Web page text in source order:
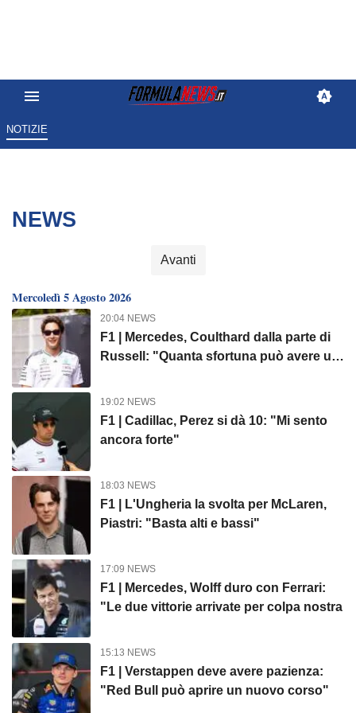
NOTIZIE
NEWS
Avanti
Mercoledì 5 Agosto 2026
20:04 NEWS
F1 | Mercedes, Coulthard dalla parte di
Russell: "Quanta sfortuna può avere un
19:02 NEWS
F1 | Cadillac, Perez si dà 10: "Mi sento
ancora forte"
18:03 NEWS
F1 | L'Ungheria la svolta per McLaren,
Piastri: "Basta alti e bassi"
17:09 NEWS
F1 | Mercedes, Wolff duro con Ferrari:
"Le due vittorie arrivate per colpa nostra
15:13 NEWS
F1 | Verstappen deve avere pazienza:
"Red Bull può aprire un nuovo corso"